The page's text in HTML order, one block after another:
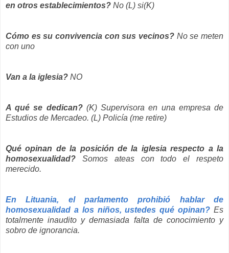
en otros establecimientos? No (L) si(K)
Cómo es su convivencia con sus vecinos? No se meten
con uno
Van a la iglesia? NO
A qué se dedican?(K) Supervisora en una empresa de
Estudios de Mercadeo. (L) Policía (me retire)
Qué opinan de la posición de la iglesia respecto a la
homosexualidad? Somos ateas con todo el respeto
merecido.
En Lituania, el parlamento prohibió hablar de
homosexualidad a los niños, ustedes qué opinan? Es
totalmente inaudito y demasiada falta de conocimiento y
sobro de ignorancia.